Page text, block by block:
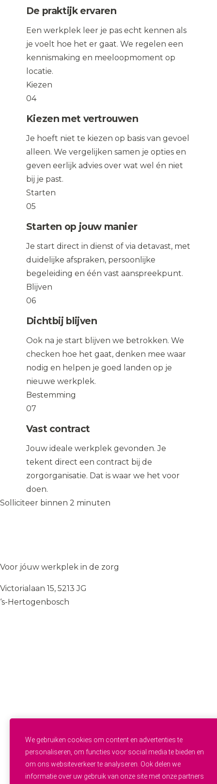
We gebruiken cookies om content en advertenties te
personaliseren, om functies voor social media te bieden en
om ons websiteverkeer te analyseren. Ook delen we
informatie over uw gebruik van onze site met onze partners
De praktijk ervaren
Een werkplek leer je pas echt kennen als
je voelt hoe het er gaat. We regelen een
kennismaking en meeloopmoment op
locatie.
Kiezen
04
Kiezen met vertrouwen
Je hoeft niet te kiezen op basis van gevoel
alleen. We vergelijken samen je opties en
geven eerlijk advies over wat wel én niet
bij je past.
Starten
05
Starten op jouw manier
Je start direct in dienst of via detavast, met
duidelijke afspraken, persoonlijke
begeleiding en één vast aanspreekpunt.
Blijven
06
Dichtbij blijven
Ook na je start blijven we betrokken. We
checken hoe het gaat, denken mee waar
nodig en helpen je goed landen op je
nieuwe werkplek.
Bestemming
07
Vast contract
Jouw ideale werkplek gevonden. Je
tekent direct een contract bij de
zorgorganisatie. Dat is waar we het voor
doen.
Solliciteer binnen 2 minuten
Voor jóuw werkplek in de zorg
Victorialaan 15, 5213 JG
‘s-Hertogenbosch
Helpende Plus
Zij-instroom
Professionals
Werken en leren